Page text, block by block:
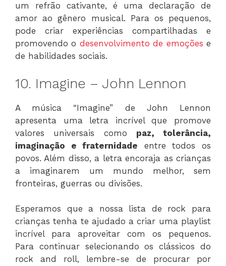
um refrão cativante, é uma declaração de
amor ao gênero musical. Para os pequenos,
pode criar experiências compartilhadas e
promovendo o desenvolvimento de emoções e
de habilidades sociais.
10. Imagine – John Lennon
A música “Imagine” de John Lennon
apresenta uma letra incrível que promove
valores universais como paz, tolerância,
imaginação e fraternidade entre todos os
povos. Além disso, a letra encoraja as crianças
a imaginarem um mundo melhor, sem
fronteiras, guerras ou divisões.
Esperamos que a nossa lista de rock para
crianças tenha te ajudado a criar uma playlist
incrível para aproveitar com os pequenos.
Para continuar selecionando os clássicos do
rock and roll, lembre-se de procurar por